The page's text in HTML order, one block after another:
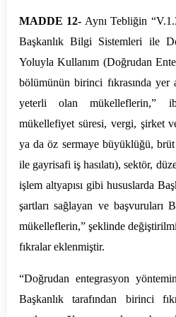
MADDE 12- Aynı Tebliğin “V.
Başkanlık Bilgi Sistemleri ile
Yoluyla Kullanım (Doğrudan
bölümünün birinci fıkrasında
yeterli olan mükelleflerin,”
mükellefiyet süresi, vergi, şirket
ya da öz sermaye büyüklüğü, brüt
ile gayrisafi iş hasılatı), sektör,
işlem altyapısı gibi hususlarda
şartları sağlayan ve başvuruları
mükelleflerin,” şeklinde
fıkralar eklenmiştir.
“Doğrudan entegrasyon
Başkanlık tarafından birinci